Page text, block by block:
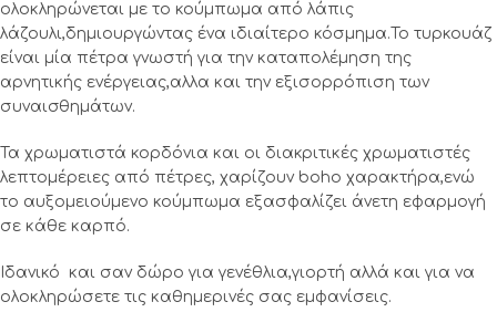
ολοκληρώνεται με το κούμπωμα από λάπις
λάζουλι,δημιουργώντας ένα ιδιαίτερο κόσμημα.Το τυρκουάζ
είναι μία πέτρα γνωστή για την καταπολέμηση της
αρνητικής ενέργειας,αλλα και την εξισορρόπιση των
συναισθημάτων.
Τα χρωματιστά κορδόνια και οι διακριτικές χρωματιστές
λεπτομέρειες από πέτρες, χαρίζουν boho χαρακτήρα,ενώ
το αυξομειούμενο κούμπωμα εξασφαλίζει άνετη εφαρμογή
σε κάθε καρπό.
Ιδανικό και σαν δώρο για γενέθλια,γιορτή αλλά και για να
ολοκληρώσετε τις καθημερινές σας εμφανίσεις.